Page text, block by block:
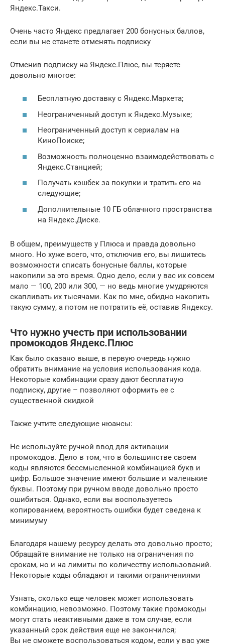
Яндекс.Такси.
Очень часто Яндекс предлагает 200 бонусных баллов,
если вы не станете отменять подписку
Отменив подписку на Яндекс.Плюс, вы теряете
довольно многое:
Бесплатную доставку с Яндекс.Маркета;
Неограниченный доступ к Яндекс.Музыке;
Неограниченный доступ к сериалам на
КиноПоиске;
Возможность полноценно взаимодействовать с
Яндекс.Станцией;
Получать кэшбек за покупки и тратить его на
следующие;
Дополнительные 10 ГБ облачного пространства
на Яндекс.Диске.
В общем, преимуществ у Плюса и правда довольно
много. Но хуже всего, что, отключив его, вы лишитесь
возможности списать бонусные баллы, которые
накопили за это время. Одно дело, если у вас их совсем
мало — 100, 200 или 300, — но ведь многие умудряются
скапливать их тысячами. Как по мне, обидно накопить
такую сумму, а потом не потратить её, оставив Яндексу.
Что нужно учесть при использовании
промокодов Яндекс.Плюс
Как было сказано выше, в первую очередь нужно
обратить внимание на условия использования кода.
Некоторые комбинации сразу дают бесплатную
подписку, другие – позволяют оформить ее с
существенной скидкой
Также учтите следующие нюансы:
Не используйте ручной ввод для активации
промокодов. Дело в том, что в большинстве своем
коды являются бессмысленной комбинацией букв и
цифр. Большое значение имеют большие и маленькие
буквы. Поэтому при ручном вводе довольно просто
ошибиться. Однако, если вы воспользуетесь
копированием, вероятность ошибки будет сведена к
минимуму
Благодаря нашему ресурсу делать это довольно просто;
Обращайте внимание не только на ограничения по
срокам, но и на лимиты по количеству использований.
Некоторые коды обладают и такими ограничениями
Узнать, сколько еще человек может использовать
комбинацию, невозможно. Поэтому такие промокоды
могут стать неактивными даже в том случае, если
указанный срок действия еще не закончился;
Вы не сможете воспользоваться кодом, если у вас уже